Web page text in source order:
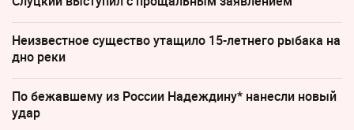
Неизвестное существо утащило 15-летнего рыбака на
дно реки
По бежавшему из России Надеждину* нанесли новый
удар